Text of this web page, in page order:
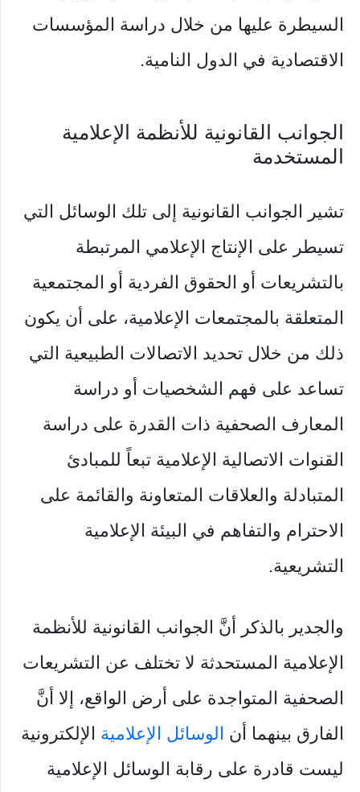
السيطرة عليها من خلال دراسة المؤسسات
الاقتصادية في الدول النامية.
‏الجوانب القانونية ‏للأنظمة الإعلامية
المستخدمة
‏تشير الجوانب القانونية إلى تلك الوسائل التي
تسيطر على الإنتاج الإعلامي المرتبطة
بالتشريعات أو الحقوق الفردية أو المجتمعية
المتعلقة بالمجتمعات الإعلامية، على أن يكون
ذلك من خلال تحديد الاتصالات الطبيعية التي
تساعد على فهم الشخصيات أو دراسة
المعارف الصحفية ذات القدرة على دراسة
القنوات الاتصالية الإعلامية تبعاً للمبادئ
المتبادلة والعلاقات المتعاونة والقائمة على
الاحترام والتفاهم في البيئة الإعلامية
التشريعية.
‏والجدير بالذكر أنَّ الجوانب القانونية للأنظمة
الإعلامية المستحدثة لا تختلف عن التشريعات
الصحفية المتواجدة على أرض الواقع، إلا أنَّ
الفارق بينهما أن الوسائل الإعلامية الإلكترونية
ليست قادرة على رقابة الوسائل الإعلامية